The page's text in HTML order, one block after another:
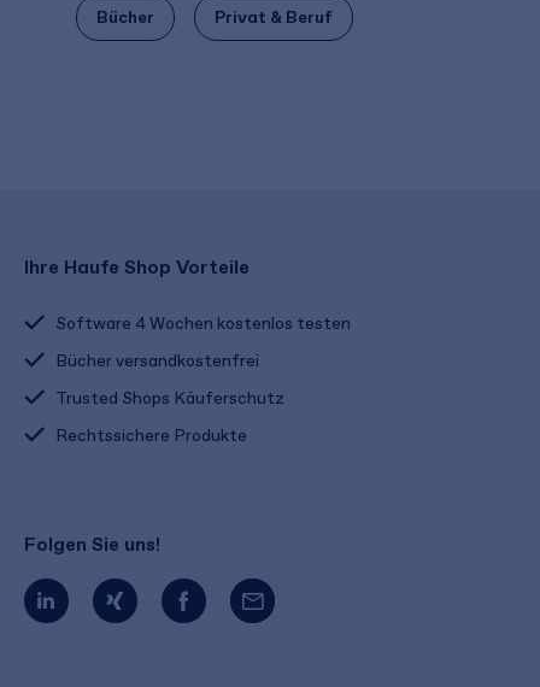
Bücher Privat & Beruf
Ihre Haufe Shop Vorteile
Software 4 Wochen kostenlos testen
Bücher versandkostenfrei
Trusted Shops Käuferschutz
Rechtssichere Produkte
Folgen Sie uns!